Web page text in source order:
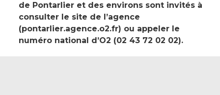
de Pontarlier et des environs sont invités à
consulter le site de l’agence
(pontarlier.agence.o2.fr) ou appeler le
numéro national d’O2 (02 43 72 02 02).